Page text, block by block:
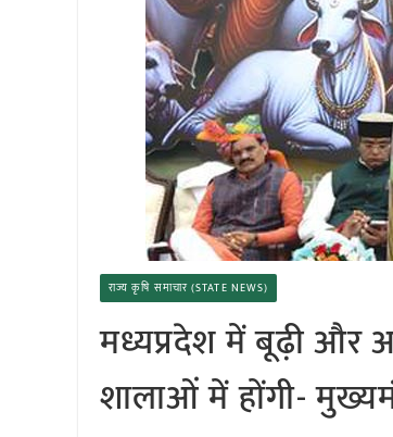
राज्य कृषि समाचार (STATE NEWS)
मध्यप्रदेश में बूढ़ी और
शालाओं में होंगी-